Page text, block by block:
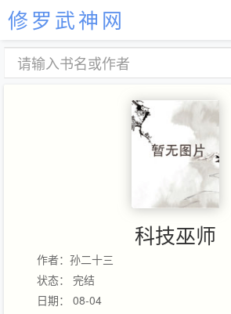
修罗武神网
科技巫师
作者：孙二十三
状态： 完结
日期： 08-04